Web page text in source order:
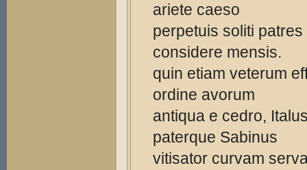
ariete caeso
perpetuis soliti patres
considere mensis.
quin etiam veterum
ordine avorum
antiqua e cedro,
paterque Sabinus
vitisator curvam